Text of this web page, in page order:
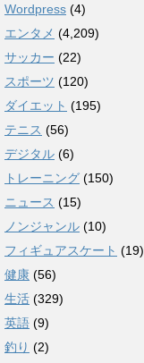
Wordpress (4)
エンタメ (4,209)
サッカー (22)
スポーツ (120)
ダイエット (195)
テニス (56)
デジタル (6)
トレーニング (150)
ニュース (15)
ノンジャンル (10)
フィギュアスケート (19)
健康 (56)
生活 (329)
英語 (9)
釣り (2)